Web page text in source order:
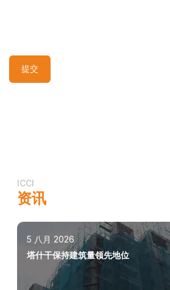
提交
ICCI
资讯
5 八月 2026
塔什干保持建筑量领先地位